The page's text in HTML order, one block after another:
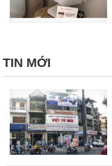
TIN MỚI